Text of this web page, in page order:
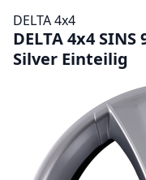
DELTA 4x4
DELTA 4x4 SINS
Silver Einteilig